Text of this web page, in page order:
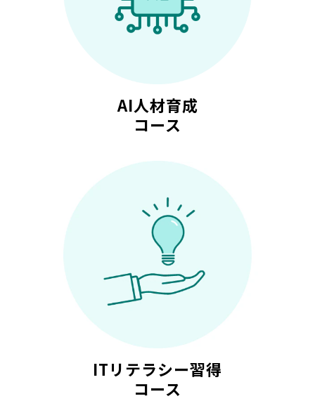
AI人材育成
コース
ITリテラシー習得
コース